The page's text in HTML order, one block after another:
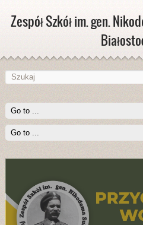
Zespół Szkół im. gen.